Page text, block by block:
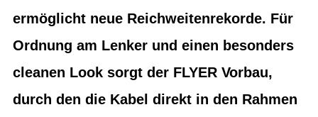
ermöglicht neue Reichweitenrekorde. Für
Ordnung am Lenker und einen besonders
cleanen Look sorgt der FLYER Vorbau,
durch den die Kabel direkt in den Rahmen